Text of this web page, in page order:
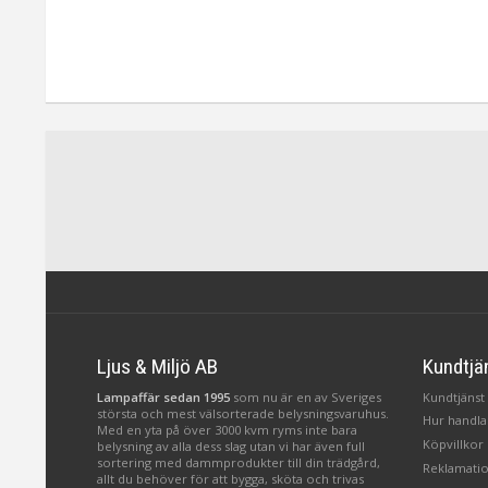
Ljus & Miljö AB
Lampaffär sedan 1995 som nu är en av Sveriges
största och mest välsorterade belysningsvaruhus.
Med en yta på över 3000 kvm ryms inte bara
belysning av alla dess slag utan vi har även full
sortering med dammprodukter till din trädgård,
allt du behöver för att bygga, sköta och trivas
Hur
Köpvillkor